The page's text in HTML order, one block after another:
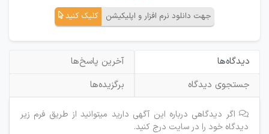
جهت دانلود نرم افزار و اپلیکیشن کلیک کنید
دیدگاه‌ها
آخرین پاسخ‌ها
جستجوی دیدگاه
برگزیده‌ها
اگر دیدگاهی درباره این آگهی دارید میتوانید از طریق فرم زیر
دیدگاه خود را در سایت درج کنید.